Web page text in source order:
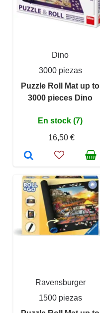
Dino
3000 piezas
Puzzle Roll Mat up to
3000 pieces Dino
En stock (7)
16,50 €
Ravensburger
1500 piezas